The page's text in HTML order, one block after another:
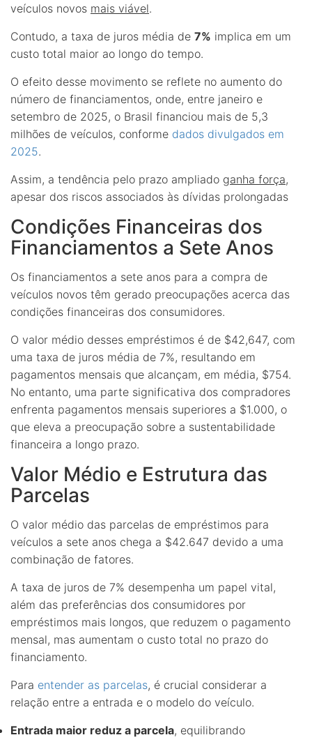
veículos novos mais viável.
Contudo, a taxa de juros média de 7% implica em um
custo total maior ao longo do tempo.
O efeito desse movimento se reflete no aumento do
número de financiamentos, onde, entre janeiro e
setembro de 2025, o Brasil financiou mais de 5,3
milhões de veículos, conforme dados divulgados em
2025.
Assim, a tendência pelo prazo ampliado ganha força,
apesar dos riscos associados às dívidas prolongadas
Condições Financeiras dos
Financiamentos a Sete Anos
Os financiamentos a sete anos para a compra de
veículos novos têm gerado preocupações acerca das
condições financeiras dos consumidores.
O valor médio desses empréstimos é de $42,647, com
uma taxa de juros média de 7%, resultando em
pagamentos mensais que alcançam, em média, $754.
No entanto, uma parte significativa dos compradores
enfrenta pagamentos mensais superiores a $1.000, o
que eleva a preocupação sobre a sustentabilidade
financeira a longo prazo.
Valor Médio e Estrutura das
Parcelas
O valor médio das parcelas de empréstimos para
veículos a sete anos chega a $42.647 devido a uma
combinação de fatores.
A taxa de juros de 7% desempenha um papel vital,
além das preferências dos consumidores por
empréstimos mais longos, que reduzem o pagamento
mensal, mas aumentam o custo total no prazo do
financiamento.
Para entender as parcelas, é crucial considerar a
relação entre a entrada e o modelo do veículo.
Entrada maior reduz a parcela, equilibrando